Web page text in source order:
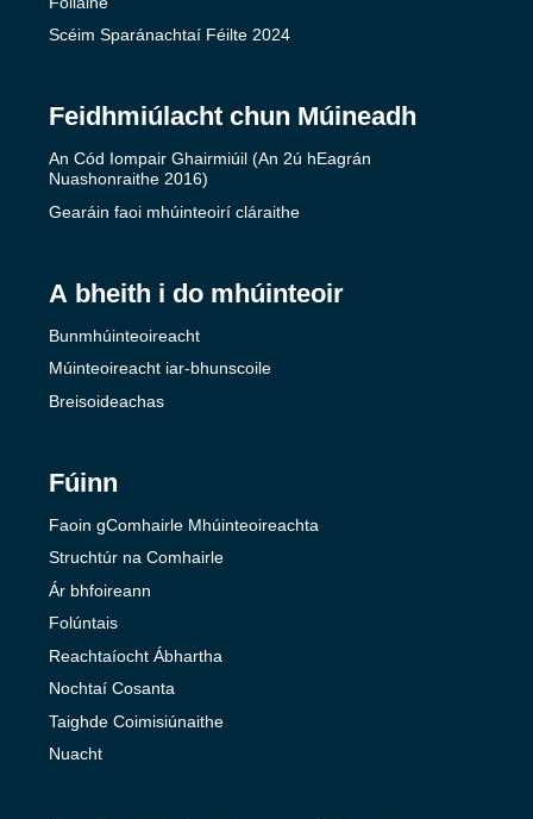
Scéim Sparánachtaí Féilte 2024
Feidhmiúlacht chun Múineadh
An Cód Iompair Ghairmiúil (An 2ú hEagrán
Nuashonraithe 2016)
Gearáin faoi mhúinteoirí cláraithe
A bheith i do mhúinteoir
Bunmhúinteoireacht
Múinteoireacht iar-bhunscoile
Breisoideachas
Fúinn
Faoin gComhairle Mhúinteoireachta
Struchtúr na Comhairle
Ár bhfoireann
Folúntais
Reachtaíocht Ábhartha
Nochtaí Cosanta
Taighde Coimisiúnaithe
Nuacht